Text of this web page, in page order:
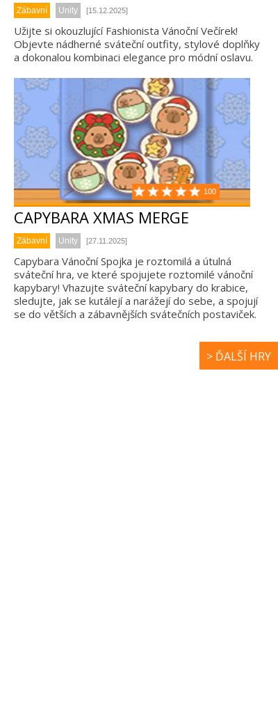
Zábavní Unity [15.12.2025]
Užijte si okouzlující Fashionista Vánoční Večírek!
Objevte nádherné sváteční outfity, stylové doplňky
a dokonalou kombinaci elegance pro módní oslavu.
100
CAPYBARA XMAS MERGE
Zábavní Unity [27.11.2025]
Capybara Vánoční Spojka je roztomilá a útulná
sváteční hra, ve které spojujete roztomilé vánoční
kapybary! Vhazujte sváteční kapybary do krabice,
sledujte, jak se kutálejí a narážejí do sebe, a spojují
se do větších a zábavnějších svátečních postaviček.
> ĎALŠÍ HRY